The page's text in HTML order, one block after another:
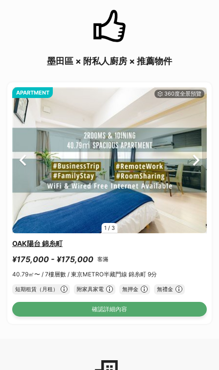
墨田區 × 附私人廚房 × 推薦物件
1 / 3
APARTMENT
OAK陽台 錦糸町
¥175,000 - ¥175,000 客滿
40.79㎡〜 / 7樓層數 / 東京METRO半藏門線 錦糸町 9分
短期租賃（月租） 附家具家電 無押金 無禮金
確認詳細內容